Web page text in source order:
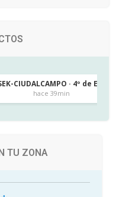
CIUDALCAMPO · 4º de ESO
hace 39min
TU ZONA